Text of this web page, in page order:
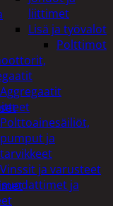
liittimet
Lisä ja työvalot
Polttimot
Aggregaatit
Polttoainesäiliöt,
pumput ja
tarvikkeet
Vinssit ja varusteet
ja